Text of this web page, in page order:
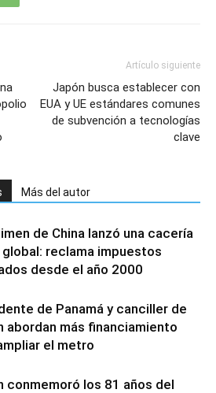
Artículo siguiente
Japón busca establecer con
EUA y UE estándares comunes
de subvención a tecnologías
clave
Más del autor
de China lanzó una cacería
reclama impuestos
desde el año 2000
de Panamá y canciller de
abordan más financiamiento
el metro
conmemoró los 81 años del